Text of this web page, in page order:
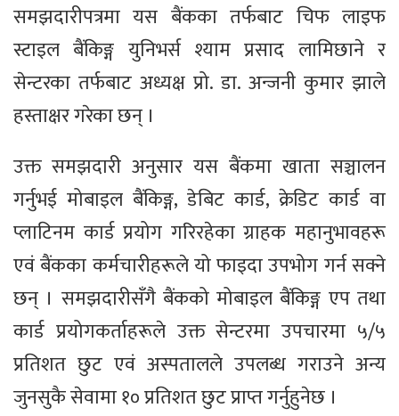
समझदारीपत्रमा यस बैंकका तर्फबाट चिफ लाइफ
स्टाइल बैंकिङ्ग युनिभर्स श्याम प्रसाद लामिछाने र
सेन्टरका तर्फबाट अध्यक्ष प्रो. डा. अन्जनी कुमार झाले
हस्ताक्षर गरेका छन् ।
उक्त समझदारी अनुसार यस बैंकमा खाता सञ्चालन
गर्नुभई मोबाइल बैंकिङ्ग, डेबिट कार्ड, क्रेडिट कार्ड वा
प्लाटिनम कार्ड प्रयोग गरिरहेका ग्राहक महानुभावहरू
एवं बैंकका कर्मचारीहरूले यो फाइदा उपभोग गर्न सक्ने
छन् । समझदारीसँगै बैंकको मोबाइल बैंकिङ्ग एप तथा
कार्ड प्रयोगकर्ताहरूले उक्त सेन्टरमा उपचारमा ५/५
प्रतिशत छुट एवं अस्पतालले उपलब्ध गराउने अन्य
जुनसुकै सेवामा १० प्रतिशत छुट प्राप्त गर्नुहुनेछ ।